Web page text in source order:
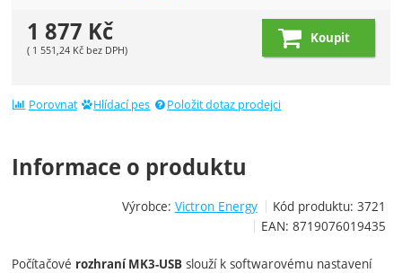
1 877 Kč
( 1 551,24 Kč bez DPH)
Koupit
Porovnat Hlídací pes Položit dotaz prodejci
Informace o produktu
Výrobce: Victron Energy Kód produktu: 3721
EAN: 8719076019435
Počítačové rozhraní MK3-USB slouží k softwarovému nastavení